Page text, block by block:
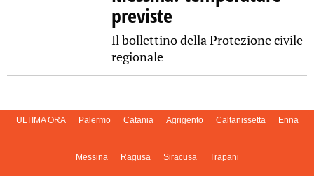
previste
Il bollettino della Protezione civile
regionale
ULTIMA ORA Palermo Catania Agrigento Caltanissetta Enna
Messina Ragusa Siracusa Trapani